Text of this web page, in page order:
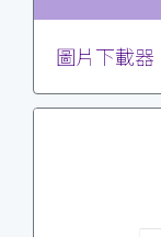
圖片下載器